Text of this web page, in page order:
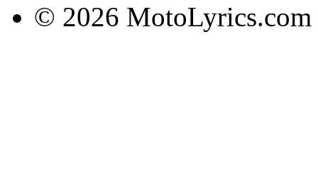
© 2026 MotoLyrics.com